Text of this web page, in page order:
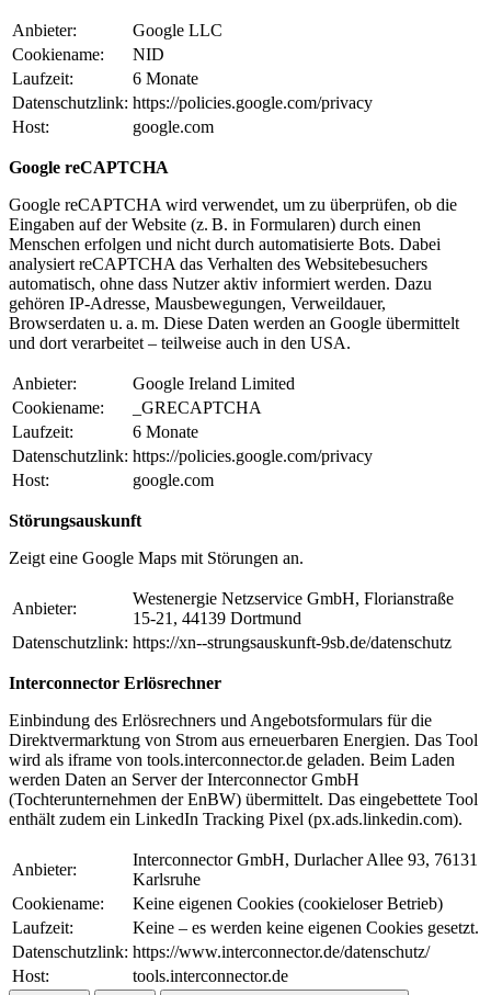
Anbieter:
Google LLC
Cookiename:
NID
Laufzeit:
6 Monate
Datenschutzlink: https://policies.google.com/privacy
Host:
google.com
Google reCAPTCHA
Google reCAPTCHA wird verwendet, um zu überprüfen, ob die
Eingaben auf der Website (z. B. in Formularen) durch einen
Menschen erfolgen und nicht durch automatisierte Bots. Dabei
analysiert reCAPTCHA das Verhalten des Websitebesuchers
automatisch, ohne dass Nutzer aktiv informiert werden. Dazu
gehören IP-Adresse, Mausbewegungen, Verweildauer,
Browserdaten u. a. m. Diese Daten werden an Google übermittelt
und dort verarbeitet – teilweise auch in den USA.
Anbieter:
Google Ireland Limited
Cookiename:
_GRECAPTCHA
Laufzeit:
6 Monate
Datenschutzlink: https://policies.google.com/privacy
Host:
google.com
Störungsauskunft
Zeigt eine Google Maps mit Störungen an.
Anbieter:
Westenergie Netzservice GmbH, Florianstraße
15-21, 44139 Dortmund
Datenschutzlink: https://xn--strungsauskunft-9sb.de/datenschutz
Interconnector Erlösrechner
Einbindung des Erlösrechners und Angebotsformulars für die
Direktvermarktung von Strom aus erneuerbaren Energien. Das Tool
wird als iframe von tools.interconnector.de geladen. Beim Laden
werden Daten an Server der Interconnector GmbH
(Tochterunternehmen der EnBW) übermittelt. Das eingebettete Tool
enthält zudem ein LinkedIn Tracking Pixel (px.ads.linkedin.com).
Anbieter:
Interconnector GmbH, Durlacher Allee 93, 76131
Karlsruhe
Cookiename:
Keine eigenen Cookies (cookieloser Betrieb)
Laufzeit:
Keine – es werden keine eigenen Cookies gesetzt.
Datenschutzlink: https://www.interconnector.de/datenschutz/
Host:
tools.interconnector.de